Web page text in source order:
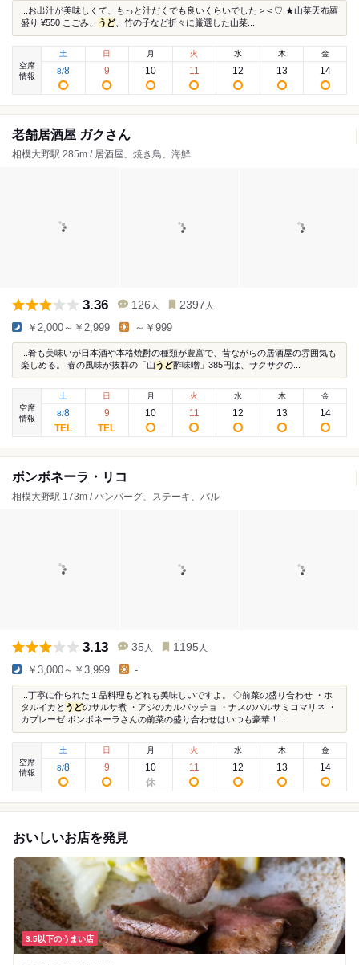
...お出汁が美味しくて、もっと汁だくでも良いくらいでした > < ♡ ★山菜天布羅
盛り ¥550 こごみ、 うど、竹の子など折々に厳選した山菜...
空席
情報
土
8/8
日
9
月
10
火
11
水
12
木
13
金
14
老舗居酒屋 ガクさん
相模大野駅 285m / 居酒屋、焼き鳥、海鮮
3.36 126 人 2397 人
￥2,000～￥2,999 ～￥999
...肴も美味いが日本酒や本格焼酎の種類が豊富で、昔ながらの居酒屋の雰囲気も
楽しめる。 春の風味が抜群の「山うど酢味噌」385円は、サクサクの...
空席
情報
土
8/8
日
9
月
10
火
11
水
12
木
13
金
14
ボンボネーラ・リコ
相模大野駅 173m / ハンバーグ、ステーキ、バル
3.13 35 人 1195 人
￥3,000～￥3,999 -
...丁寧に作られた１品料理もどれも美味しいですよ。 ◇前菜の盛り合わせ ・ホ
タルイカと うどのサルサ煮 ・アジのカルパッチョ ・ナスのバルサミコマリネ ・
カプレーゼ ボンボネーラさんの前菜の盛り合わせはいつも豪華！...
空席
情報
土
8/8
日
9
月
10
火
11
水
12
木
13
金
14
おいしいお店を発見
3.5以下のうまい店